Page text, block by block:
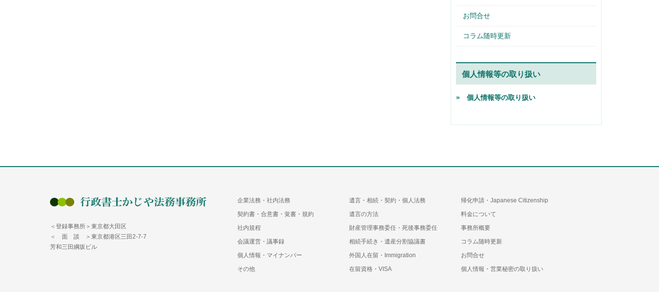
お問合せ
コラム随時更新
個人情報等の取り扱い
» 個人情報等の取り扱い
＜登録事務所＞東京都大田区
＜ 面 談 ＞東京都港区三田2-7-7
芳和三田綱坂ビル
企業法務・社内法務
契約書・合意書・覚書・規約
社内規程
会議運営・議事録
個人情報・マイナンバー
その他
遺言・相続・契約・個人法務
遺言の方法
財産管理事務委任・死後事務委任
相続手続き・遺産分割協議書
外国人在留・Immigration
在留資格・VISA
帰化申請・Japanese Citizenship
料金について
事務所概要
コラム随時更新
お問合せ
個人情報・営業秘密の取り扱い